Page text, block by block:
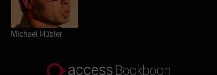
Michael Hübler